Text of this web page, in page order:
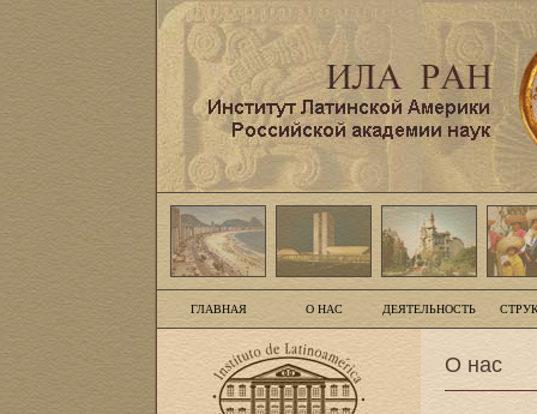
ГЛАВНАЯ О НАС ДЕЯТЕЛЬНОСТЬ
О нас